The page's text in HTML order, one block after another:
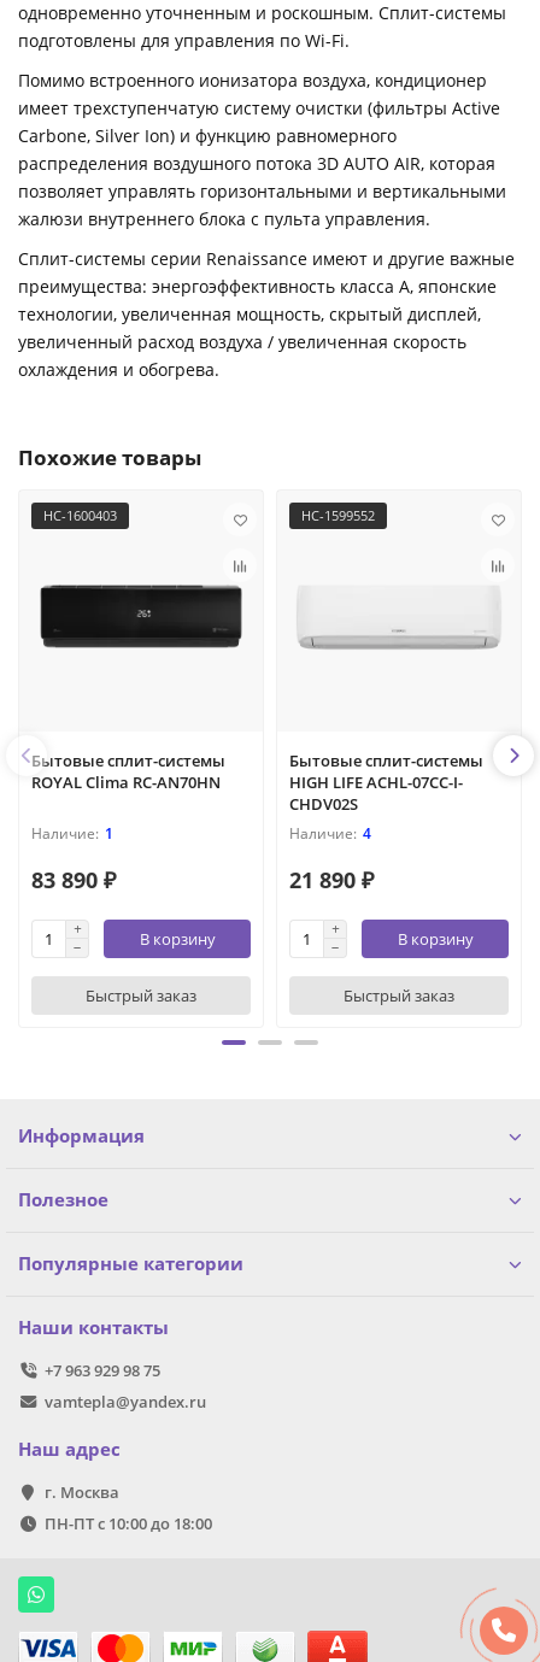
одновременно уточненным и роскошным. Сплит-системы
подготовлены для управления по Wi-Fi.
Помимо встроенного ионизатора воздуха, кондиционер
имеет трехступенчатую систему очистки (фильтры Active
Carbone, Silver Ion) и функцию равномерного
распределения воздушного потока 3D AUTO AIR, которая
позволяет управлять горизонтальными и вертикальными
жалюзи внутреннего блока с пульта управления.
Сплит-системы серии Renaissance имеют и другие важные
преимущества: энергоэффективность класса А, японские
технологии, увеличенная мощность, скрытый дисплей,
увеличенный расход воздуха / увеличенная скорость
охлаждения и обогрева.
Похожие товары
НС-1600403
Бытовые сплит-системы
ROYAL Clima RC-AN70HN
1
83 890 ₽
В корзину
Быстрый заказ
НС-1599552
Бытовые сплит-системы
HIGH LIFE ACHL-07CC-I-
CHDV02S
4
21 890 ₽
В корзину
Быстрый заказ
Информация
Полезное
Популярные категории
Наши контакты
+7 963 929 98 75
vamtepla@yandex.ru
Наш адрес
г. Москва
ПН-ПТ с 10:00 до 18:00